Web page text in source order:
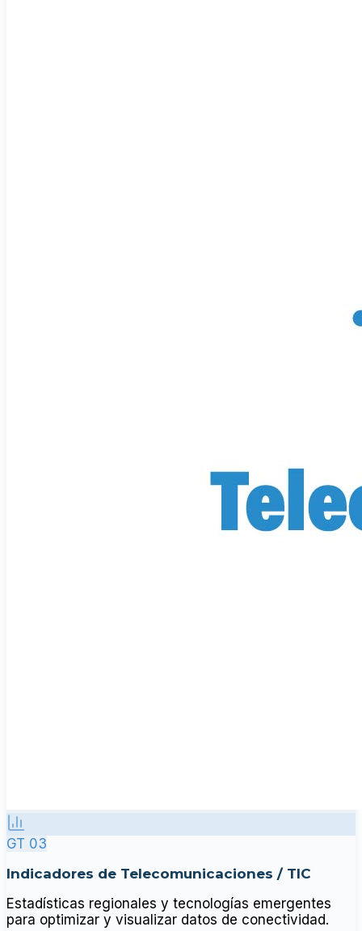
GT 03
Indicadores de Telecomunicaciones / TIC
Estadísticas regionales y tecnologías emergentes
para optimizar y visualizar datos de conectividad.